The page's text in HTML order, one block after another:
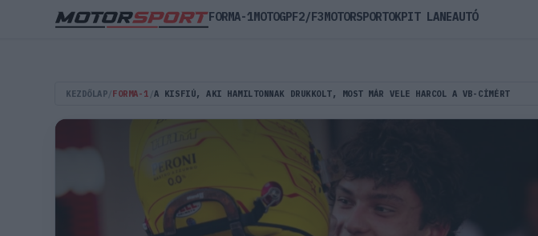
KEZDŐLAP FORMA-1 A KISFIÚ, AKI HAMILTONNAK DRUKKOLT, MOST MÁR VELE HARCOL A VB-CÍMÉRT
FORMA-1MOTOGPF2/F3MOTORSPORTOKPIT LANEAUTÓ